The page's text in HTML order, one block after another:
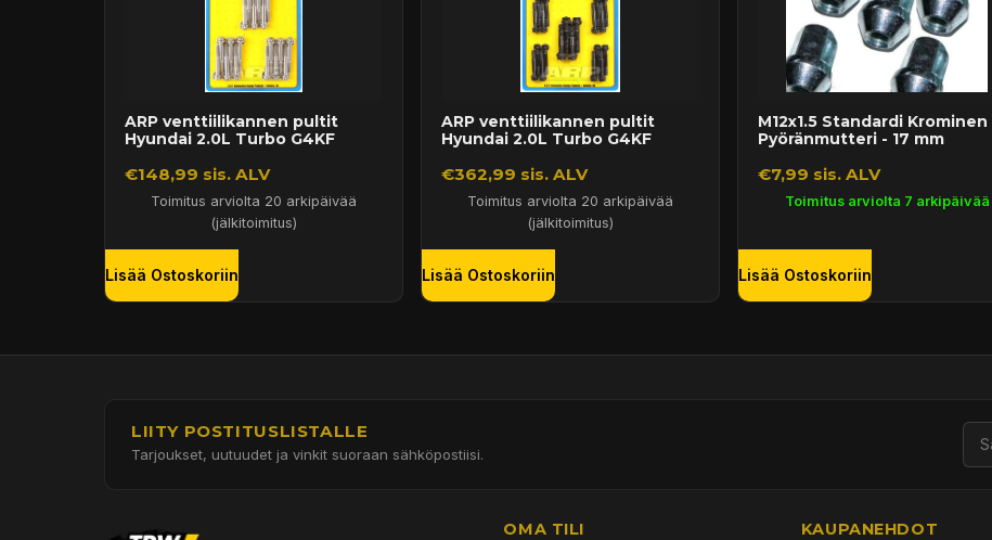
ARP venttiilikannen pultit
Hyundai 2.0L Turbo G4KF
€148,99 sis. ALV
Toimitus arviolta 20 arkipäivää
(jälkitoimitus)
Lisää Ostoskoriin
ARP venttiilikannen pultit
Hyundai 2.0L Turbo G4KF
€362,99 sis. ALV
Toimitus arviolta 20 arkipäivää
(jälkitoimitus)
Lisää Ostoskoriin
M12x1.5 Standardi Krominen
Pyöränmutteri - 17 mm
€7,99 sis. ALV
Toimitus arviolta 7 arkipäivää
Lisää Ostoskoriin
LIITY POSTITUSLISTALLE
Tarjoukset, uutuudet ja vinkit suoraan sähköpostiisi.
OMA TILI KAUPANEHDOT